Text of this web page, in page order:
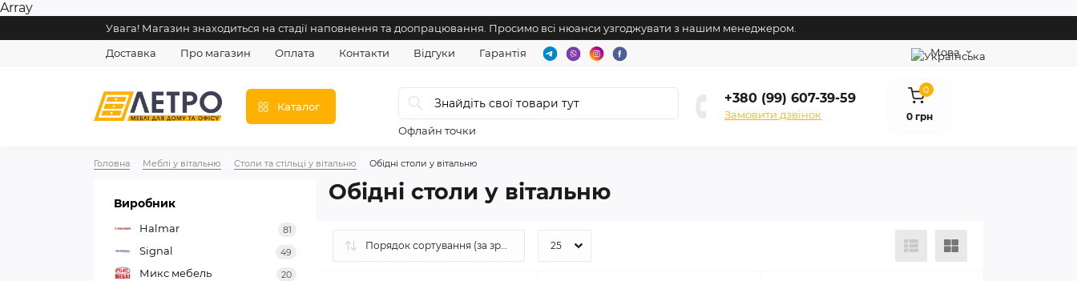
Array
Увага! Магазин знаходиться на стадії наповнення та доопрацювання. Просимо всі нюанси узгоджувати з нашим менеджером.
Доставка
Про магазин Оплата Контакти Відгуки Гарантія Мова
Каталог
Офлайн точки
+380 (99) 607-39-59
Замовити дзвінок
0
0 грн
Головна Меблі у вітальню Столи та стільці у вітальню Обідні столи у вітальню
Виробник
Halmar 81
Signal 49
Микс мебель 20
Обідні столи у вітальню